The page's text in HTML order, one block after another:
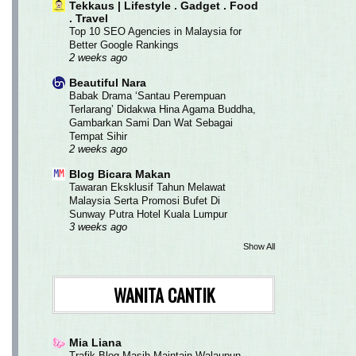
Tekkaus | Lifestyle . Gadget . Food
. Travel
Top 10 SEO Agencies in Malaysia for
Better Google Rankings
2 weeks ago
Beautiful Nara
Babak Drama ‘Santau Perempuan
Terlarang’ Didakwa Hina Agama Buddha,
Gambarkan Sami Dan Wat Sebagai
Tempat Sihir
2 weeks ago
Blog Bicara Makan
Tawaran Eksklusif Tahun Melawat
Malaysia Serta Promosi Bufet Di
Sunway Putra Hotel Kuala Lumpur
3 weeks ago
Show All
WANITA CANTIK
Mia Liana